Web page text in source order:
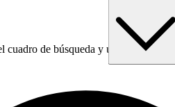
cuadro de búsqueda y utiliza la tecla